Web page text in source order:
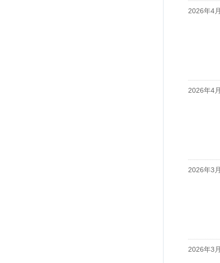
2026年4
2026年4
2026年3
2026年3